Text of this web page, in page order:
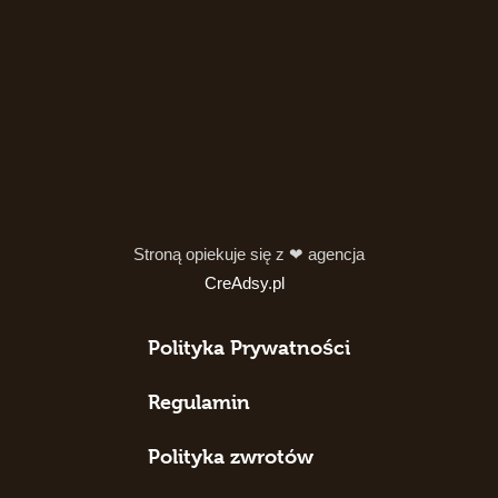
Stroną opiekuje się z ❤ agencja
CreAdsy.pl
Polityka Prywatności
Regulamin
Polityka zwrotów